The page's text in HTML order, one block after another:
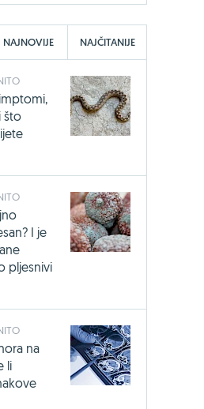
NAJNOVIJE NAJČITANIJE
što
I je
pljesnivi
na
li